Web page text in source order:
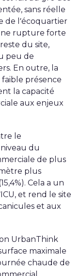
sans réelle
de l’écoquartier
rupture forte
du site,
peu de
En outre, la
faible présence
la capacité
aux enjeux
le
du
de plus
plus
Cela a un
et rend le site
et aux
UrbanThink
maximale
chaude de